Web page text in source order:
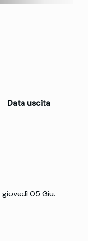
Data uscita
giovedì 05 Giu.